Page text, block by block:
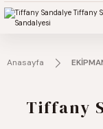
Organizasyonlarınız
Anasayfa
Tiffany